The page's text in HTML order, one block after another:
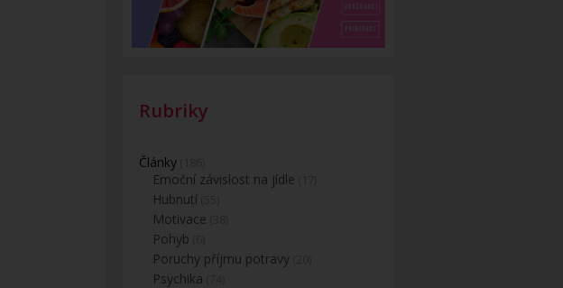
Rubriky
Články
Emoční závislost na jídle
Hubnutí
Motivace
Pohyb
Poruchy příjmu potravy
Psychika